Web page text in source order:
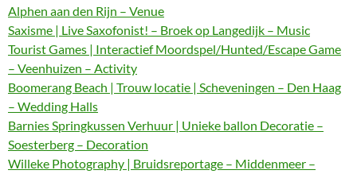
Alphen aan den Rijn – Venue
Saxisme | Live Saxofonist! – Broek op Langedijk – Music
Tourist Games | Interactief Moordspel/Hunted/Escape Game
– Veenhuizen – Activity
Boomerang Beach | Trouw locatie | Scheveningen – Den Haag
– Wedding Halls
Barnies Springkussen Verhuur | Unieke ballon Decoratie –
Soesterberg – Decoration
Willeke Photography | Bruidsreportage – Middenmeer –